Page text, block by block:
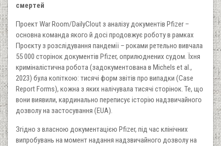
смертей
Проект War Room/DailyClout з аналізу документів Pfizer –
основна команда якого й досі продовжує роботу в рамках
Проєкту з розслідування пандемії –роками ретельно вивчала
55 000 сторінок документів Pfizer, оприлюднених судом. Їхня
криміналістична робота (задокументована в Michels et al.,
2023) була копіткою: тисячі форм звітів про випадки (Case
Report Forms), кожна з яких налічувала тисячі сторінок. Те, що
вони виявили, кардинально переписує історію надзвичайного
дозволу на застосування (EUA).
Згідно з власною документацією Pfizer, під час клінічних
випробувань на момент надання надзвичайного дозволу на